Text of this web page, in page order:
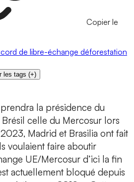
Copier le
de libre-échange déforestation
les tags (+)
la présidence du
celle du Mercosur lors
Madrid et Brasilia ont fait
voulaient faire aboutir
UE/Mercosur d’ici la fin
actuellement bloqué depuis